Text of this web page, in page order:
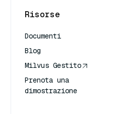
Risorse
Documenti
Blog
Milvus Gestito
Prenota una
dimostrazione